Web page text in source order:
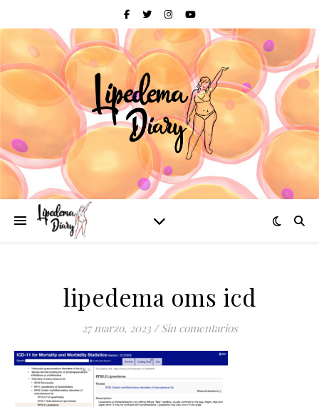
lipedema oms icd
27 marzo, 2023 / Sin comentarios